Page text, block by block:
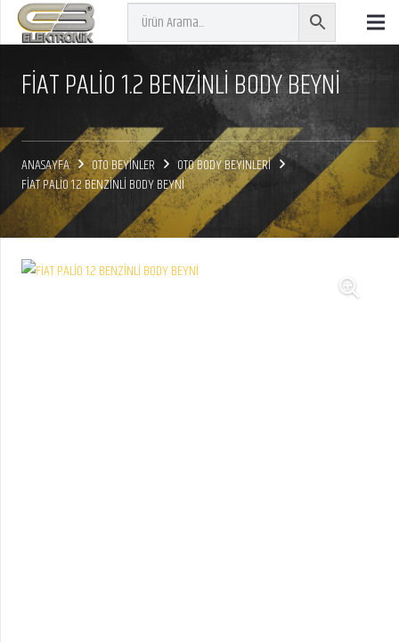
FİAT PALİO 1.2 BENZİNLİ BODY BEYNİ
ANASAYFA OTO BEYİNLER
OTO BODY BEYİNLERİ
FİAT PALİO 1.2 BENZİNLİ BODY BEYNİ